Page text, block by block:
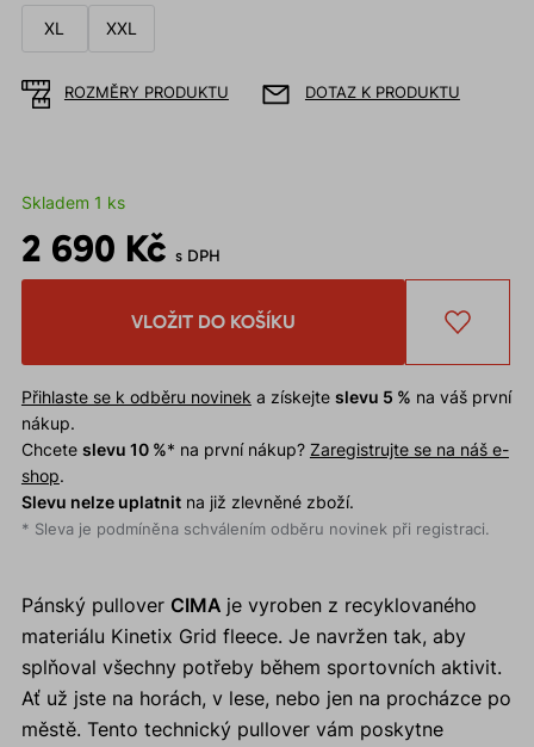
XL XXL
ROZMĚRY PRODUKTU DOTAZ K PRODUKTU
Skladem 1 ks
2 690 Kč s DPH
VLOŽIT DO KOŠÍKU
Přihlaste se k odběru novinek a získejte slevu 5 % na váš první
nákup.
Chcete slevu 10 %* na první nákup? Zaregistrujte se na náš e-
shop.
Slevu nelze uplatnitna již zlevněné zboží.
* Sleva je podmíněna schválením odběru novinek při registraci.
Pánský pullover CIMA je vyroben z recyklovaného
materiálu Kinetix Grid fleece. Je navržen tak, aby
splňoval všechny potřeby během sportovních aktivit.
Ať už jste na horách, v lese, nebo jen na procházce po
městě. Tento technický pullover vám poskytne